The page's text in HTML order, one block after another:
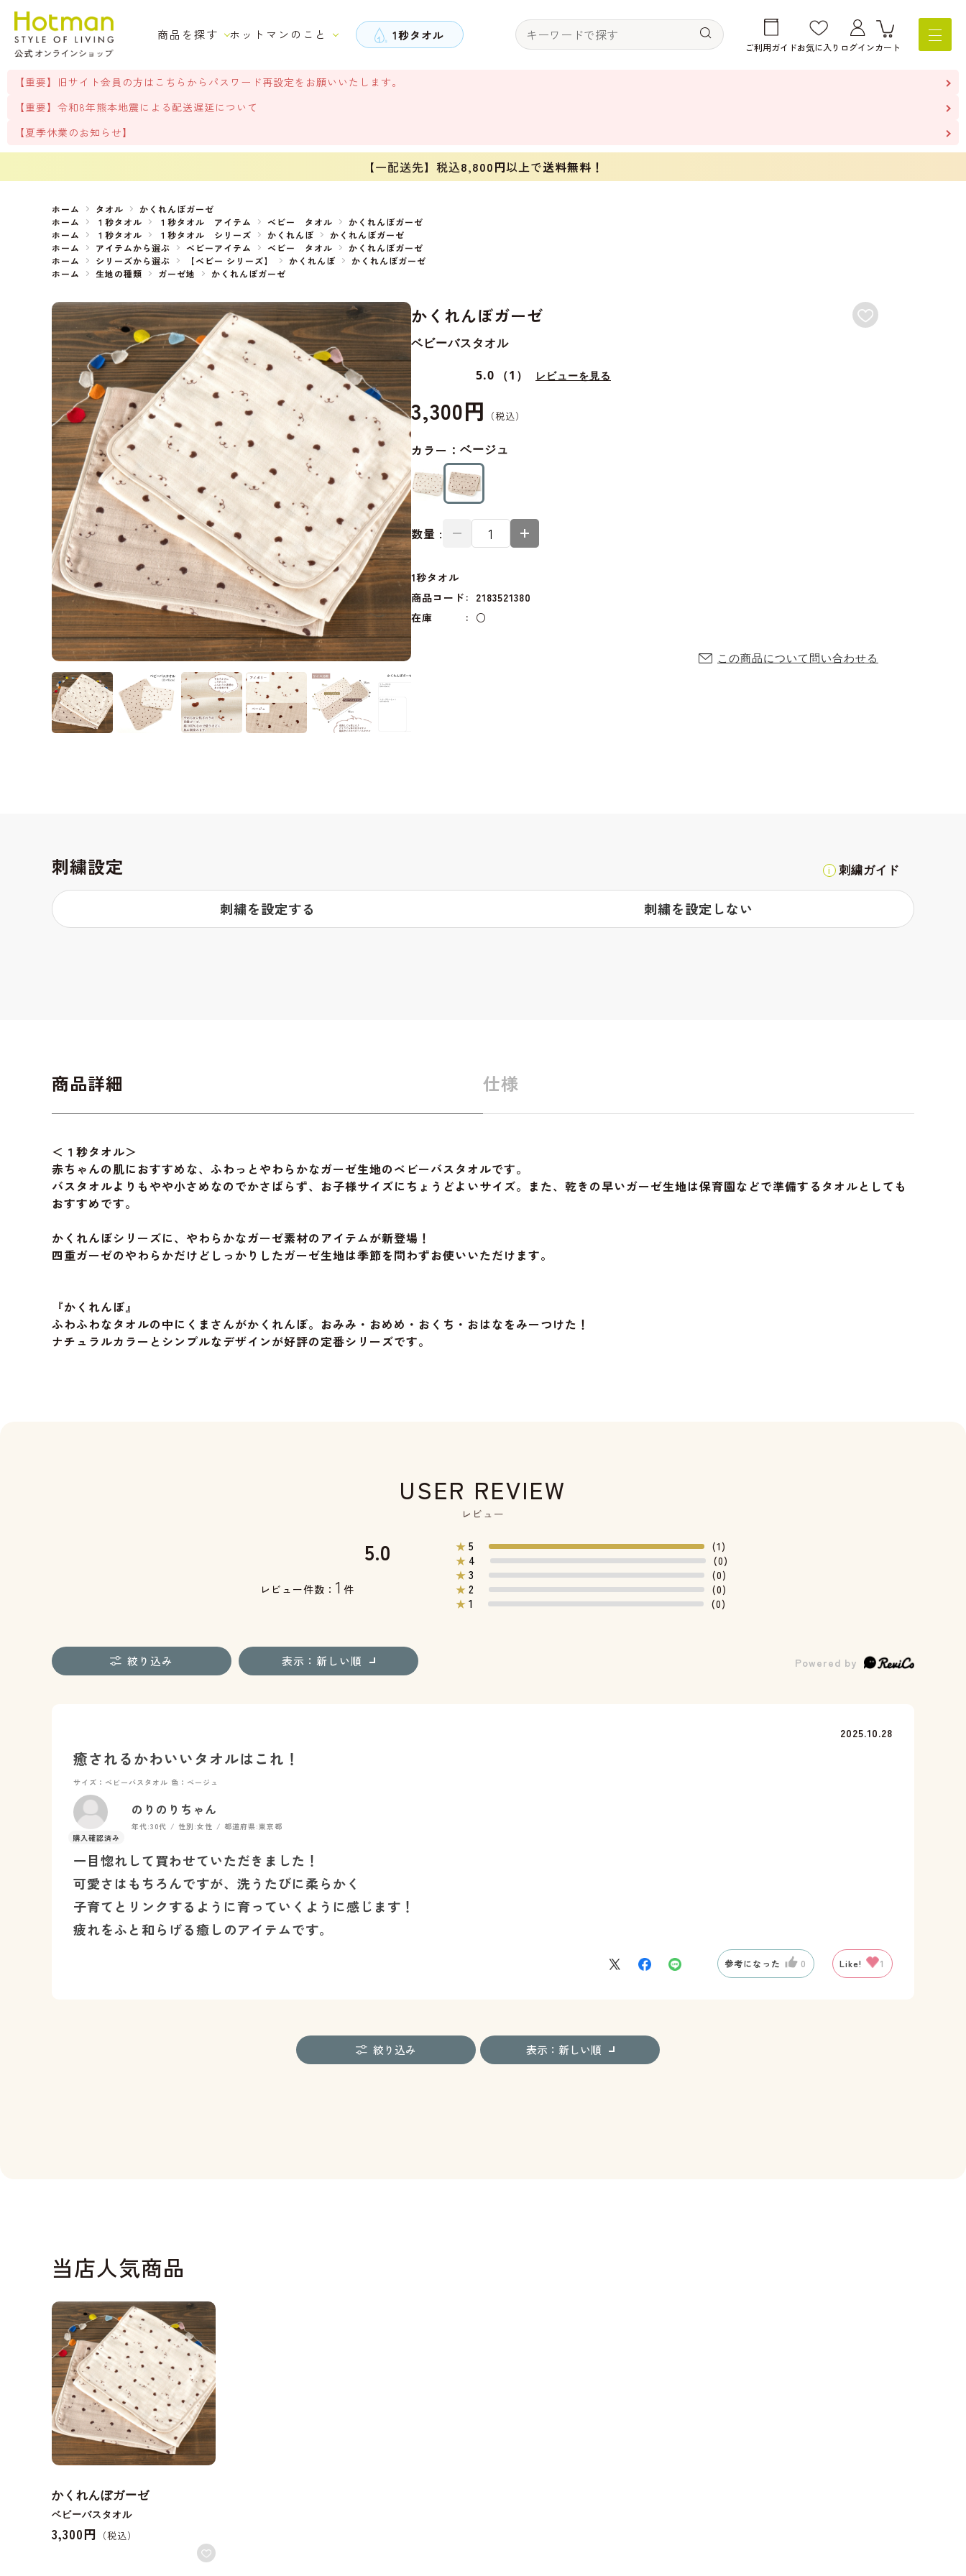
商品を探す ホットマンのこと 1秒タオル
ご利用ガイドお気に入り ログインカート
【重要】旧サイト会員の方はこちらからパスワード再設定をお願いいたします。
【重要】令和8年熊本地震による配送遅延について
【夏季休業のお知らせ】
【一配送先】税込8,800円以上で送料無料！
ホーム タオル
かくれんぼガーゼ
ホーム
１秒タオル １秒タオル アイテム ベビー タオル
かくれんぼガーゼ
ホーム
１秒タオル １秒タオル シリーズ かくれんぼ
かくれんぼガーゼ
ホーム
アイテムから選ぶ ベビーアイテム ベビー タオル
かくれんぼガーゼ
ホーム
シリーズから選ぶ 【ベビー シリーズ】 かくれんぼ
かくれんぼガーゼ
ホーム
生地の種類 ガーゼ地 かくれんぼガーゼ
かくれんぼガーゼ
ベビーバスタオル
5.0 （1） レビューを見る
3,300円
カラー： ベージュ
数量 :
1秒タオル
商品コード
2183521380
在庫
○
この商品について問い合わせる
刺繍設定 刺繍ガイド
刺繍を設定する 刺繍を設定しない
商品詳細 仕様
＜１秒タオル＞
赤ちゃんの肌におすすめな、ふわっとやわらかなガーゼ生地のベビーバスタオルです。
バスタオルよりもやや小さめなのでかさばらず、お子様サイズにちょうどよいサイズ。また、乾きの早いガーゼ生地は保育園などで準備するタオルとしても
おすすめです。
かくれんぼシリーズに、やわらかなガーゼ素材のアイテムが新登場！
四重ガーゼのやわらかだけどしっかりしたガーゼ生地は季節を問わずお使いいただけます。
『かくれんぼ』
ふわふわなタオルの中にくまさんがかくれんぼ。おみみ・おめめ・おくち・おはなをみーつけた！
ナチュラルカラーとシンプルなデザインが好評の定番シリーズです。
USER REVIEW
レビュー
5.0
レビュー件数： 1 件
★ 5
(1)
★ 4
(0)
★ 3
(0)
★ 2
(0)
★ 1 (0)
絞り込み 表示：新しい順
2025.10.28
癒されるかわいいタオルはこれ！
サイズ：ベビーバスタオル 色：ベージュ
のりのりちゃん
年代:30代 性別:女性 都道府県:東京都
一目惚れして買わせていただきました！
可愛さはもちろんですが、洗うたびに柔らかく
子育てとリンクするように育っていくように感じます！
疲れをふと和らげる癒しのアイテムです。
参考になった 0 Like! 1
絞り込み 表示：新しい順
当店人気商品
かくれんぼガーゼ
ベビーバスタオル
3,300円